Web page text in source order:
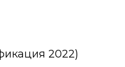
2022)